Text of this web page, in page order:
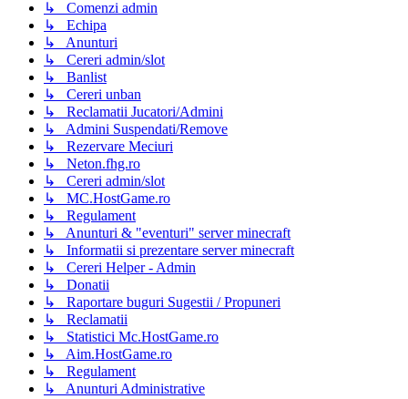
↳ Comenzi admin
↳ Echipa
↳ Anunturi
↳ Cereri admin/slot
↳ Banlist
↳ Cereri unban
↳ Reclamatii Jucatori/Admini
↳ Admini Suspendati/Remove
↳ Rezervare Meciuri
↳ Neton.fhg.ro
↳ Cereri admin/slot
↳ MC.HostGame.ro
↳ Regulament
↳ Anunturi & "eventuri" server minecraft
↳ Informatii si prezentare server minecraft
↳ Cereri Helper - Admin
↳ Donatii
↳ Raportare buguri Sugestii / Propuneri
↳ Reclamatii
↳ Statistici Mc.HostGame.ro
↳ Aim.HostGame.ro
↳ Regulament
↳ Anunturi Administrative